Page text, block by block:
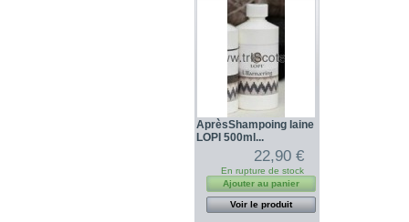
AprèsShampoing laine
LOPI 500ml...
22,90 €
En rupture de stock
Ajouter au panier
Voir le produit